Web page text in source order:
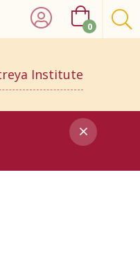
0
Institute